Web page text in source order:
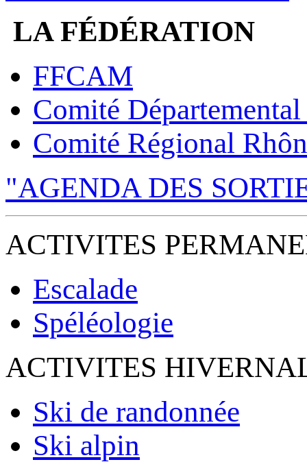
LA FÉDÉRATION
FFCAM
Comité
Comité Régional
"AGENDA DES
ACTIVITES
Escalade
Spéléologie
ACTIVITES
Ski de randonnée
Ski alpin